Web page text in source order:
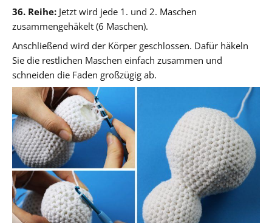
36. Reihe: Jetzt wird jede 1. und 2. Maschen
zusammengehäkelt (6 Maschen).
Anschließend wird der Körper geschlossen. Dafür häkeln
Sie die restlichen Maschen einfach zusammen und
schneiden die Faden großzügig ab.